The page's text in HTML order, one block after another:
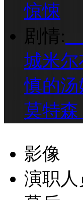
惊悚
剧情:
城米
慎的汤
莫特森
影像
演职人